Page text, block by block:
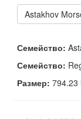
Astakhov
Семейство:
Семейство:
Размер: 794.23